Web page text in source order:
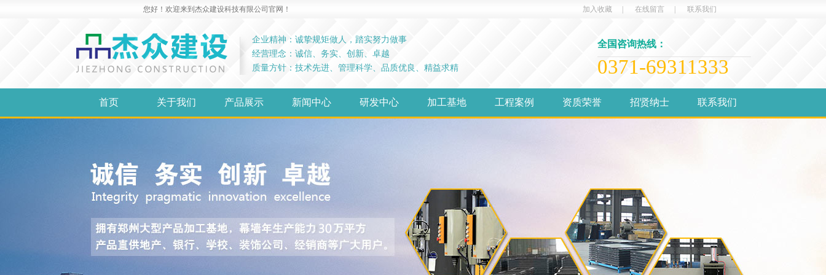
您好！欢迎来到杰众建设科技有限公司官网！ 加入收藏 在线留言 联系我们
企业精神：诚挚规矩做人，踏实努力做事
经营理念：诚信、务实、创新、卓越
质量方针：技术先进、管理科学、品质优良、精益求精
全国咨询热线：
0371-69311333
首页 关于我们 产品展示 新闻中心 研发中心 加工基地 工程案例 资质荣誉 招贤纳士 联系我们